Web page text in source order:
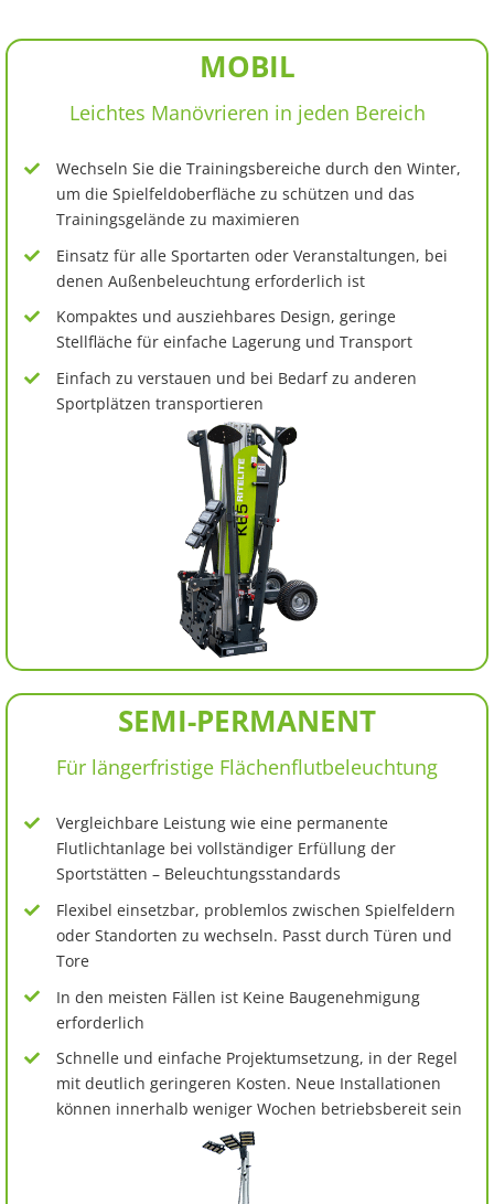
MOBIL
Leichtes Manövrieren in jeden Bereich
Wechseln Sie die Trainingsbereiche durch den Winter,
um die Spielfeldoberfläche zu schützen und das
Trainingsgelände zu maximieren
Einsatz für alle Sportarten oder Veranstaltungen, bei
denen Außenbeleuchtung erforderlich ist
Kompaktes und ausziehbares Design, geringe
Stellfläche für einfache Lagerung und Transport
Einfach zu verstauen und bei Bedarf zu anderen
Sportplätzen transportieren
SEMI-PERMANENT
Für längerfristige Flächenflutbeleuchtung
Vergleichbare Leistung wie eine permanente
Flutlichtanlage bei vollständiger Erfüllung der
Sportstätten – Beleuchtungsstandards
Flexibel einsetzbar, problemlos zwischen Spielfeldern
oder Standorten zu wechseln. Passt durch Türen und
Tore
In den meisten Fällen ist Keine Baugenehmigung
erforderlich
Schnelle und einfache Projektumsetzung, in der Regel
mit deutlich geringeren Kosten. Neue Installationen
können innerhalb weniger Wochen betriebsbereit sein